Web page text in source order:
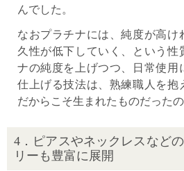
んでした。
なおプラチナには、純度が高け
久性が低下していく、という性
ナの純度を上げつつ、日常使用
仕上げる技法は、熟練職人を抱
だからこそ生まれたものだったの
4．ピアスやネックレスなど
リーも豊富に展開